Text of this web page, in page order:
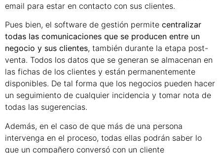
email para estar en contacto con sus clientes.
Pues bien, el software de gestión permite centralizar
todas las comunicaciones que se producen entre un
negocio y sus clientes, también durante la etapa post-
venta. Todos los datos que se generan se almacenan en
las fichas de los clientes y están permanentemente
disponibles. De tal forma que los negocios pueden hacer
un seguimiento de cualquier incidencia y tomar nota de
todas las sugerencias.
Además, en el caso de que más de una persona
intervenga en el proceso, todas ellas podrán saber lo
que un compañero conversó con un cliente